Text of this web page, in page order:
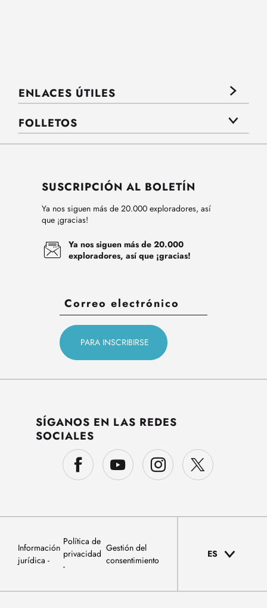
ENLACES ÚTILES
FOLLETOS
SUSCRIPCIÓN AL BOLETÍN
Ya nos siguen más de 20.000 exploradores, así
que ¡gracias!
Ya nos siguen más de 20.000
exploradores, así que ¡gracias!
SÍGANOS EN LAS REDES
SOCIALES
Información
jurídica
Política de
privacidad
Gestión del
consentimiento
ES